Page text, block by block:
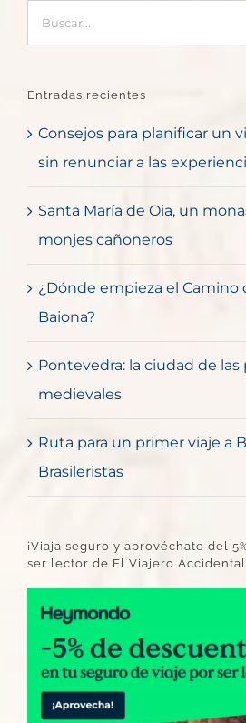
Entradas recientes
Consejos para planificar un
sin renunciar a las
Santa María de Oia, un
monjes cañoneros
¿Dónde empieza el Camino
Baiona?
Pontevedra: la ciudad de las
medievales
Ruta para un primer viaje a
Brasileristas
¡Viaja seguro y aprovéchate del
ser lector de El Viajero